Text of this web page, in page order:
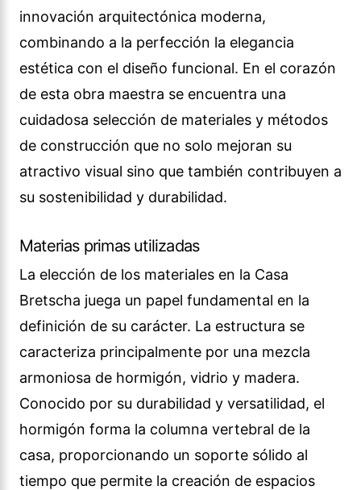
innovación arquitectónica moderna,
combinando a la perfección la elegancia
estética con el diseño funcional. En el corazón
de esta obra maestra se encuentra una
cuidadosa selección de materiales y métodos
de construcción que no solo mejoran su
atractivo visual sino que también contribuyen a
su sostenibilidad y durabilidad.
Materias primas utilizadas
La elección de los materiales en la Casa
Bretscha juega un papel fundamental en la
definición de su carácter. La estructura se
caracteriza principalmente por una mezcla
armoniosa de hormigón, vidrio y madera.
Conocido por su durabilidad y versatilidad, el
hormigón forma la columna vertebral de la
casa, proporcionando un soporte sólido al
tiempo que permite la creación de espacios